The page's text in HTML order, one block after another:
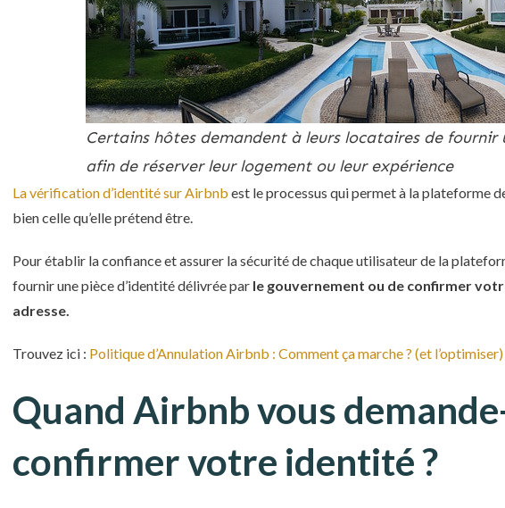
Certains hôtes demandent à leurs locataires de fournir
afin de réserver leur logement ou leur expérience
La vérification d’identité sur Airbnb est le processus qui permet à la plateforme
bien celle qu’elle prétend être.
Pour établir la confiance et assurer la sécurité de chaque utilisateur de la
fournir une pièce d’identité délivrée par le gouvernement ou de confirmer
adresse.
Trouvez ici : Politique d’Annulation Airbnb : Comment ça marche ? (et l’optimiser)
Quand Airbnb vous
confirmer votre identité ?